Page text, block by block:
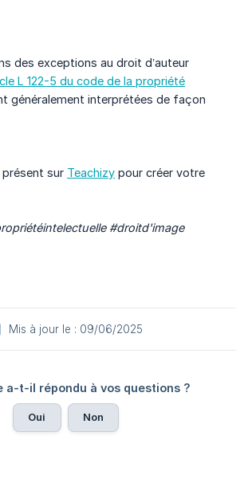
des exceptions au droit d’auteur
L 122-5 du code de la propriété
généralement interprétées de façon
sur Teachizy pour créer votre
#droitd'image
Mis à jour le : 09/06/2025
a-t-il répondu à vos questions ?
Oui Non